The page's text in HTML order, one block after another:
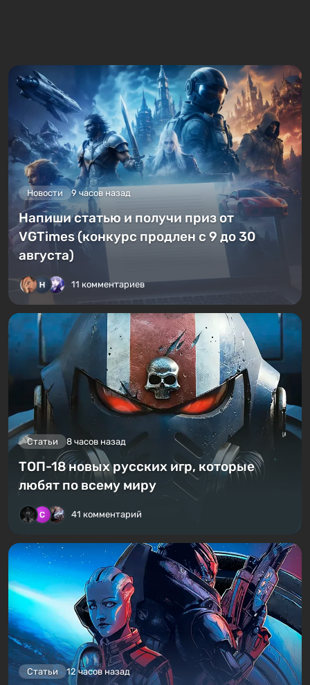
Новости 9 часов назад
Напиши статью и получи приз от
VGTimes (конкурс продлен с 9 до 30
августа)
11 комментариев
Статьи 8 часов назад
ТОП-18 новых русских игр, которые
любят по всему миру
41 комментарий
Статьи 12 часов назад